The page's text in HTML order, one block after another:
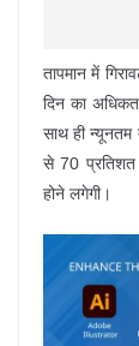
तापमान में
दिन का
साथ ही न्यूनतम
से 70 प्रतिशत
होने लगेगी।